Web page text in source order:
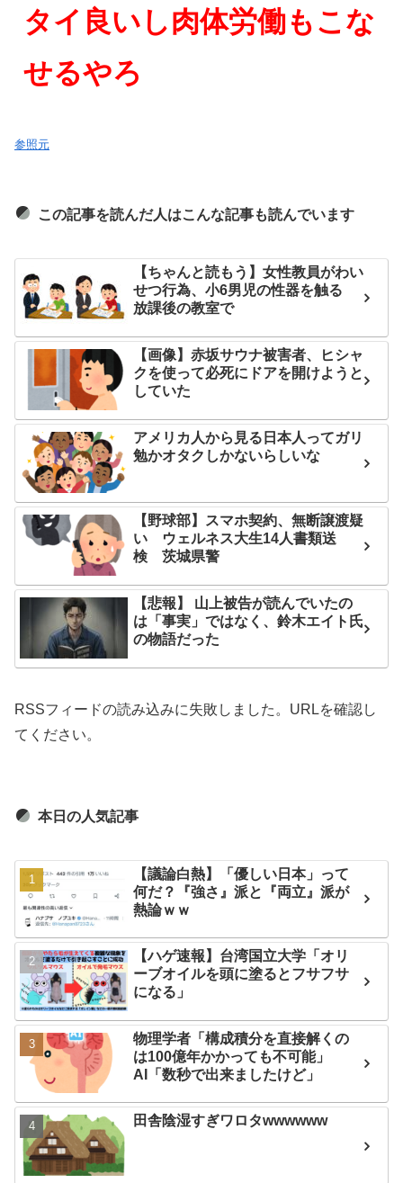
タイ良いし肉体労働もこな
せるやろ
参照元
この記事を読んだ人はこんな記事も読んでいます
【ちゃんと読もう】女性教員がわい
せつ行為、小6男児の性器を触る
放課後の教室で
【画像】赤坂サウナ被害者、ヒシャ
クを使って必死にドアを開けようと
していた
アメリカ人から見る日本人ってガリ
勉かオタクしかないらしいな
【野球部】スマホ契約、無断譲渡疑
い ウェルネス大生14人書類送
検 茨城県警
【悲報】 山上被告が読んでいたの
は「事実」ではなく、鈴木エイト氏
の物語だった
RSSフィードの読み込みに失敗しました。URLを確認し
てください。
本日の人気記事
【議論白熱】「優しい日本」って
何だ？『強さ』派と『両立』派が
熱論ｗｗ
【ハゲ速報】台湾国立大学「オリ
ーブオイルを頭に塗るとフサフサ
になる」
物理学者「構成積分を直接解くの
は100億年かかっても不可能」
AI「数秒で出来ましたけど」
田舎陰湿すぎワロタwwwwww